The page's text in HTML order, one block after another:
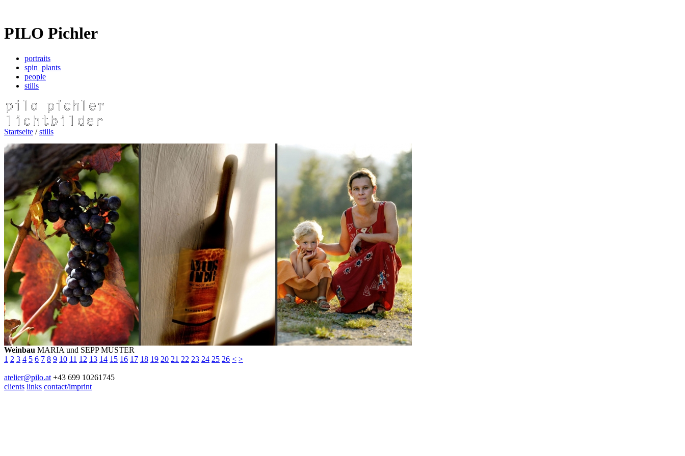
PILO Pichler
portraits
spin_plants
people
stills
Startseite /stills
Weinbau MARIA und SEPP MUSTER
1 2 3 4 5 6 7 8 9 10 11 12 13 14 15 16 17 18 19 20 21 22 23 24 25 26 < >
atelier@pilo.at +43 699 10261745
clients links contact/imprint